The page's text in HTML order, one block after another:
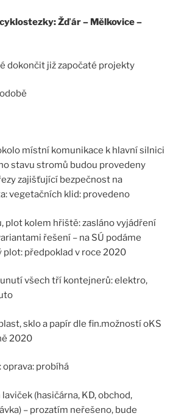
Žďár – Mělkovice –
dokončit již započaté projekty
místní komunikace k hlavní silnici
stavu stromů budou provedeny
zajišťující bezpečnost na
vegetačních klid: provedeno
plot kolem hřiště: zasláno vyjádření
řešení – na SÚ podáme
plot: předpoklad v roce 2020
všech tří kontejnerů: elektro,
sklo a papír dle fin.možností oKS
2020
oprava: probíhá
(hasičárna, KD, obchod,
– prozatím neřešeno, bude